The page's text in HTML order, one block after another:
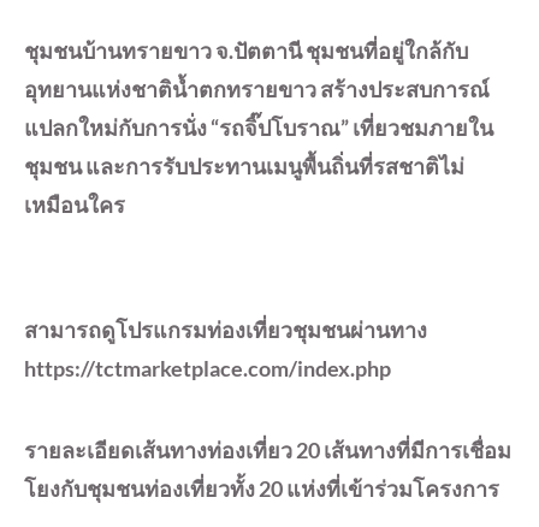
ชุมชนบ้านทรายขาว จ.ปัตตานี ชุมชนที่อยู่ใกล้กับ
อุทยานแห่งชาติน้ำตกทรายขาว สร้างประสบการณ์
แปลกใหม่กับการนั่ง “รถจิ๊ปโบราณ” เที่ยวชมภายใน
ชุมชน และการรับประทานเมนูพื้นถิ่นที่รสชาติไม่
เหมือนใคร
สามารถดูโปรแกรมท่องเที่ยวชุมชนผ่านทาง
https://tctmarketplace.com/index.php
รายละเอียดเส้นทางท่องเที่ยว 20 เส้นทางที่มีการเชื่อม
โยงกับชุมชนท่องเที่ยวทั้ง 20 แห่งที่เข้าร่วมโครงการ